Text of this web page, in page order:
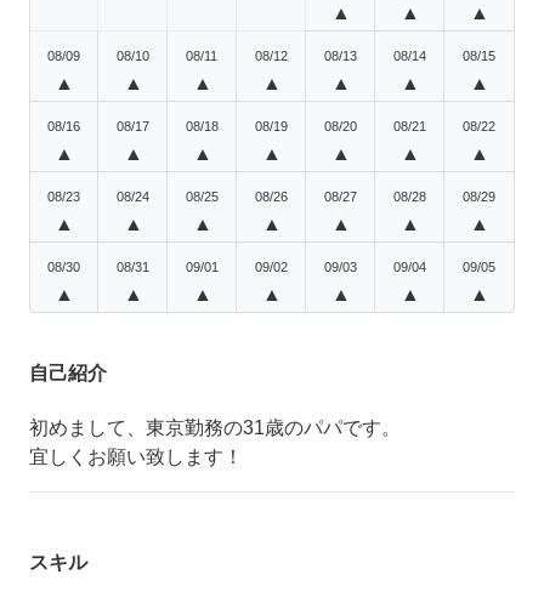
▲ ▲ ▲
08/09
▲
08/10
▲
08/11
▲
08/12
▲
08/13
▲
08/14
▲
08/15
▲
08/16
▲
08/17
▲
08/18
▲
08/19
▲
08/20
▲
08/21
▲
08/22
▲
08/23
▲
08/24
▲
08/25
▲
08/26
▲
08/27
▲
08/28
▲
08/29
▲
08/30
▲
08/31
▲
09/01
▲
09/02
▲
09/03
▲
09/04
▲
09/05
▲
自己紹介
初めまして、東京勤務の31歳のパパです。
宜しくお願い致します！
スキル